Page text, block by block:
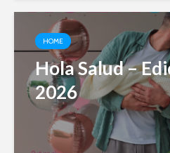
HOME
Hola Salud –
2026